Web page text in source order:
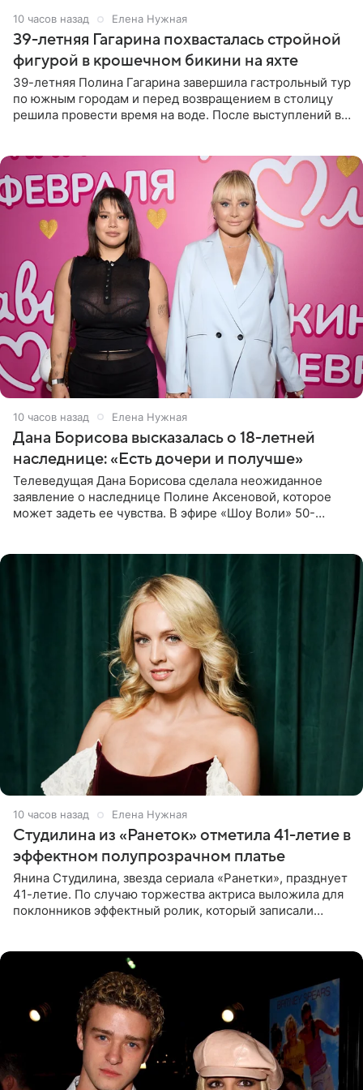
10 часов назад Елена Нужная
39-летняя Гагарина похвасталась стройной
фигурой в крошечном бикини на яхте
39-летняя Полина Гагарина завершила гастрольный тур
по южным городам и перед возвращением в столицу
решила провести время на воде. После выступлений в
10 часов назад Елена Нужная
Дана Борисова высказалась о 18-летней
наследнице: «Есть дочери и получше»
Телеведущая Дана Борисова сделала неожиданное
заявление о наследнице Полине Аксеновой, которое
может задеть ее чувства. В эфире «Шоу Воли» 50-
10 часов назад Елена Нужная
Студилина из «Ранеток» отметила 41-летие в
эффектном полупрозрачном платье
Янина Студилина, звезда сериала «Ранетки», празднует
41-летие. По случаю торжества актриса выложила для
поклонников эффектный ролик, который записали